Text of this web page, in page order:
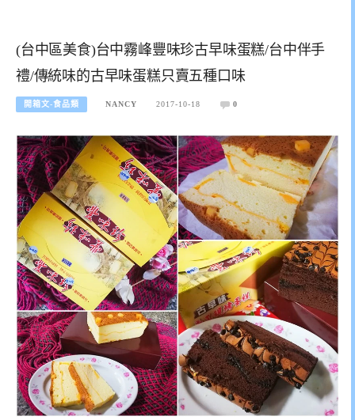
(台中區美食)台中霧峰豐味珍古早味蛋糕/台中伴手
禮/傳統味的古早味蛋糕只賣五種口味
開箱文-食品類 NANCY 2017-10-18 0